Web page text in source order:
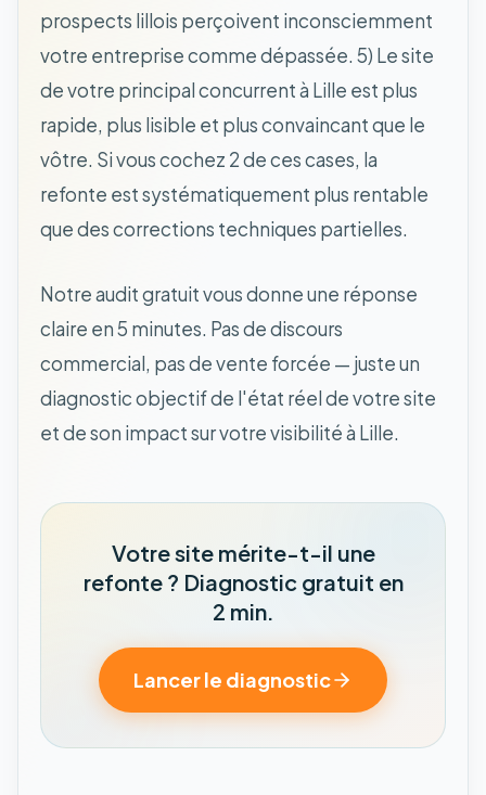
prospects lillois perçoivent inconsciemment
votre entreprise comme dépassée. 5) Le site
de votre principal concurrent à Lille est plus
rapide, plus lisible et plus convaincant que le
vôtre. Si vous cochez 2 de ces cases, la
refonte est systématiquement plus rentable
que des corrections techniques partielles.
Notre audit gratuit vous donne une réponse
claire en 5 minutes. Pas de discours
commercial, pas de vente forcée — juste un
diagnostic objectif de l'état réel de votre site
et de son impact sur votre visibilité à Lille.
Votre site mérite-t-il une
refonte ? Diagnostic gratuit en
2 min.
Lancer le diagnostic